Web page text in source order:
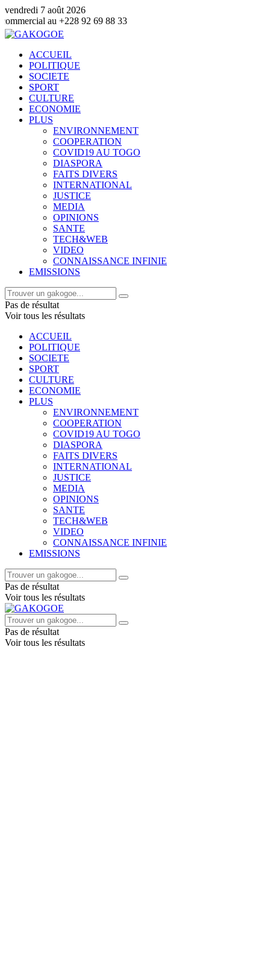
vendredi 7 août 2026
92 69 88 33
ACCUEIL
POLITIQUE
SOCIETE
SPORT
CULTURE
ECONOMIE
PLUS
ENVIRONNEMENT
COOPERATION
COVID19 AU TOGO
DIASPORA
FAITS DIVERS
INTERNATIONAL
JUSTICE
MEDIA
OPINIONS
SANTE
TECH&WEB
VIDEO
CONNAISSANCE INFINIE
EMISSIONS
Pas de résultat
Voir tous les résultats
ACCUEIL
POLITIQUE
SOCIETE
SPORT
CULTURE
ECONOMIE
PLUS
ENVIRONNEMENT
COOPERATION
COVID19 AU TOGO
DIASPORA
FAITS DIVERS
INTERNATIONAL
JUSTICE
MEDIA
OPINIONS
SANTE
TECH&WEB
VIDEO
CONNAISSANCE INFINIE
EMISSIONS
Pas de résultat
Voir tous les résultats
Pas de résultat
Voir tous les résultats